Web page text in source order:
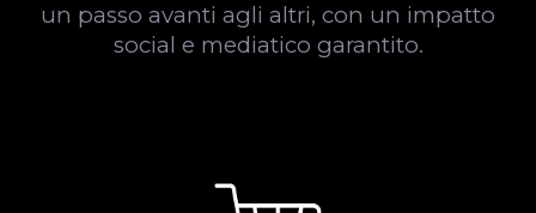
un passo avanti agli altri, con un impatto
social e mediatico garantito.